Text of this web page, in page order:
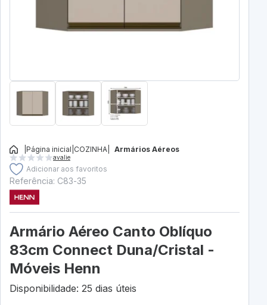
Página inicial COZINHA Armários Aéreos
avalie
Adicionar aos favoritos
Referência: C83-35
Armário Aéreo Canto Oblíquo
83cm Connect Duna/Cristal -
Móveis Henn
Disponibilidade: 25 dias úteis